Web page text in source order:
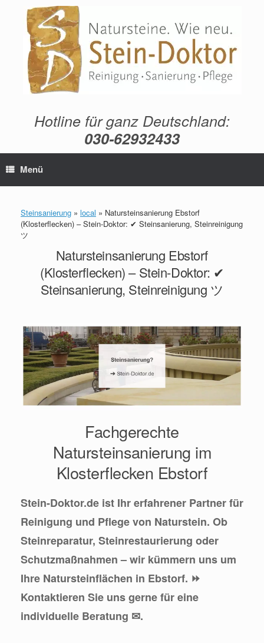
springen
Hotline für ganz Deutschland:
030-62932433
Menü
Steinsanierung » local » Natursteinsanierung Ebstorf
(Klosterflecken) – Stein-Doktor: ✔ Steinsanierung, Steinreinigung
ツ
Natursteinsanierung Ebstorf
(Klosterflecken) – Stein-Doktor: ✔
Steinsanierung, Steinreinigung ツ
Fachgerechte
Natursteinsanierung im
Klosterflecken Ebstorf
Stein-Doktor.de ist Ihr erfahrener Partner für
Reinigung und Pflege von Naturstein. Ob
Steinreparatur, Steinrestaurierung oder
Schutzmaßnahmen – wir kümmern uns um
Ihre Natursteinflächen in Ebstorf. ⏩
Kontaktieren Sie uns gerne für eine
individuelle Beratung ✉.